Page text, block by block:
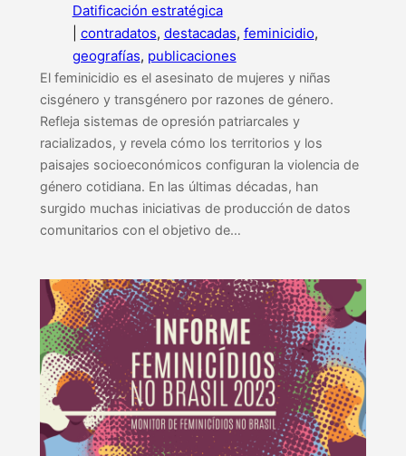
Datificación estratégica
contradatos, destacadas, feminicidio
geografías, publicaciones
El feminicidio es el asesinato de mujeres y niñas
cisgénero y transgénero por razones de género.
Refleja sistemas de opresión patriarcales y
racializados, y revela cómo los territorios y los
paisajes socioeconómicos configuran la violencia de
género cotidiana. En las últimas décadas, han
surgido muchas iniciativas de producción de datos
comunitarios con el objetivo de…